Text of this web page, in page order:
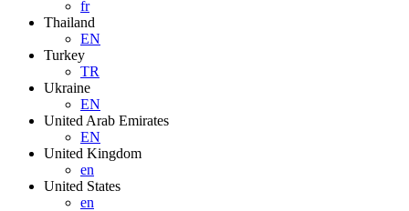
fr
Thailand
EN
Turkey
TR
Ukraine
EN
United Arab Emirates
EN
United Kingdom
en
United States
en